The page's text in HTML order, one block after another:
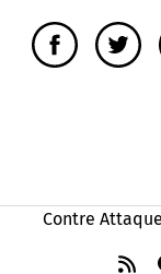
Contre